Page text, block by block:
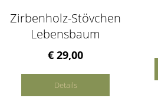
Zirbenholz-Stövchen
Lebensbaum
€ 29,00
Details